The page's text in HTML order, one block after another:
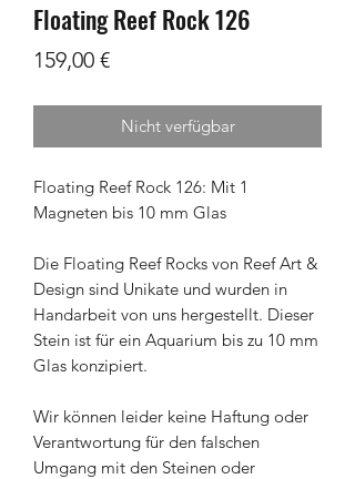
Floating Reef Rock 126
159,00 €Preis
Nicht verfügbar
Floating Reef Rock 126: Mit 1
Magneten bis 10 mm Glas
Die Floating Reef Rocks von Reef Art &
Design sind Unikate und wurden in
Handarbeit von uns hergestellt. Dieser
Stein ist für ein Aquarium bis zu 10 mm
Glas konzipiert.
Wir können leider keine Haftung oder
Verantwortung für den falschen
Umgang mit den Steinen oder